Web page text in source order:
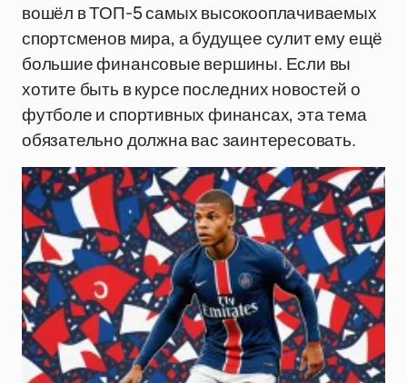
вошёл в ТОП-5 самых высокооплачиваемых
спортсменов мира, а будущее сулит ему ещё
большие финансовые вершины. Если вы
хотите быть в курсе последних новостей о
футболе и спортивных финансах, эта тема
обязательно должна вас заинтересовать.